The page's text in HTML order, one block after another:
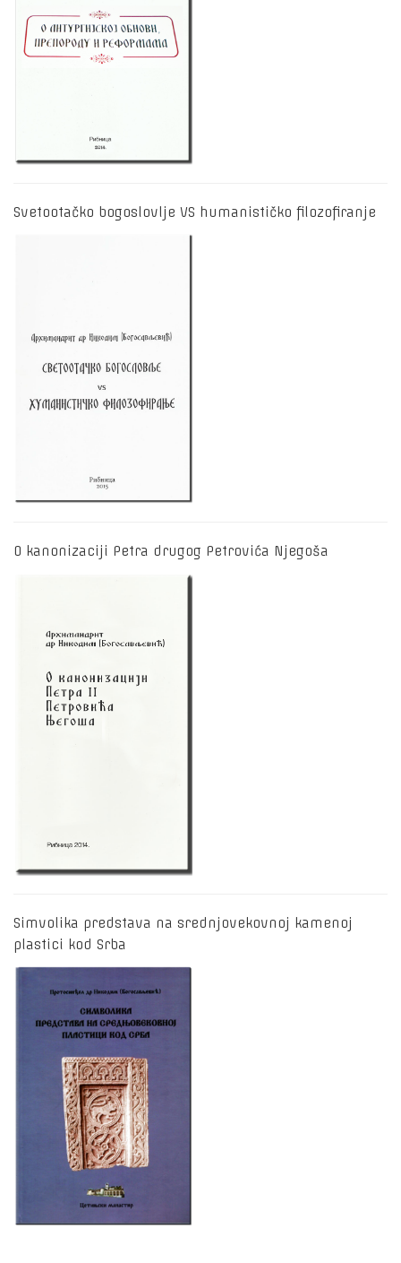
Svetootačko bogoslovlje VS humanističko filozofiranje
O kanonizaciji Petra drugog Petrovića Njegoša
Simvolika predstava na srednjovekovnoj kamenoj
plastici kod Srba